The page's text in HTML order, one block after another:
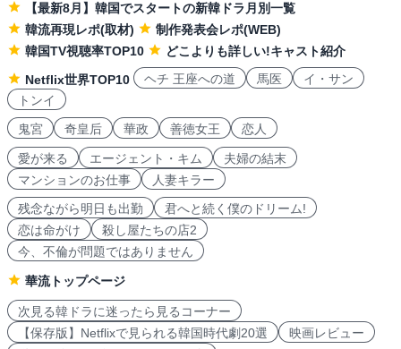
【最新8月】韓国でスタートの新韓ドラ月別一覧
韓流再現レポ(取材)
制作発表会レポ(WEB)
韓国TV視聴率TOP10
どこよりも詳しい!キャスト紹介
Netflix世界TOP10
ヘチ 王座への道 馬医
イ・サン
トンイ
鬼宮
奇皇后 華政 善徳女王 恋人
愛が来る エージェント・キム
夫婦の結末
マンションのお仕事
人妻キラー
残念ながら明日も出勤
君へと続く僕のドリーム!
恋は命がけ
殺し屋たちの店2
今、不倫が問題ではありません
華流トップページ
次見る韓ドラに迷ったら見るコーナー
【保存版】Netflixで見られる韓国時代劇20選
映画レビュー